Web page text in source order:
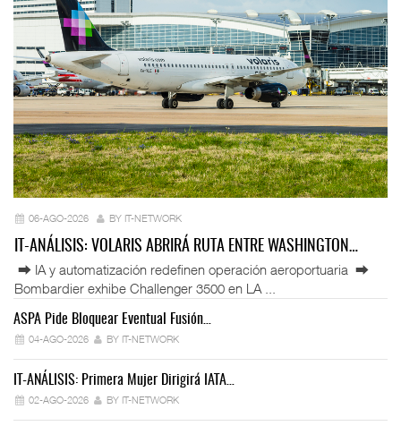
06-AGO-2026 BY IT-NETWORK
IT-ANÁLISIS: VOLARIS ABRIRÁ RUTA ENTRE WASHINGTON…
⮕ IA y automatización redefinen operación aeroportuaria ⮕
Bombardier exhibe Challenger 3500 en LA ...
ASPA Pide Bloquear Eventual Fusión…
04-AGO-2026 BY IT-NETWORK
IT-ANÁLISIS: Primera Mujer Dirigirá IATA…
02-AGO-2026 BY IT-NETWORK